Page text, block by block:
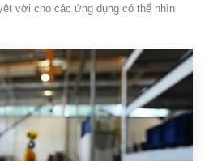
vời cho các ứng dụng có thể nhìn